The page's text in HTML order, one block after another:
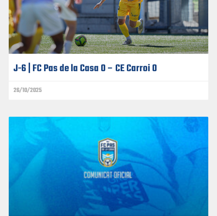
J-6 | FC Pas de la Casa 0 – CE Carroi 0
26/10/2025